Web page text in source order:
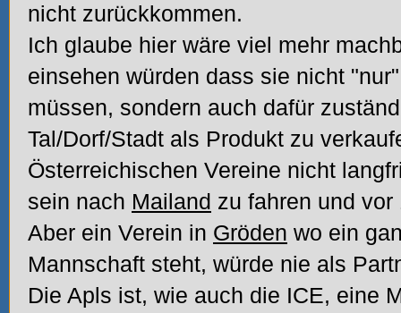
nicht zurückkommen.
Ich glaube hier wäre viel mehr
einsehen würden dass sie nicht
müssen, sondern auch dafür
Tal/Dorf/Stadt als Produkt zu
Österreichischen Vereine nicht
sein nach Mailand zu fahren und
Aber ein Verein in Gröden wo ein
Mannschaft steht, würde nie als
Die Apls ist, wie auch die ICE, eine